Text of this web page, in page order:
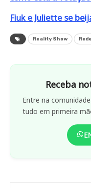
Fiuk e Juliette se
Reality Show
Receba
Entre na
tudo em primeira